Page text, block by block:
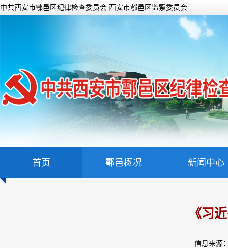
中共西安市鄠邑区纪律检查委员会 西安市鄠邑区监察委员会
首页 鄠邑概况 新闻中心
《习
信息来源